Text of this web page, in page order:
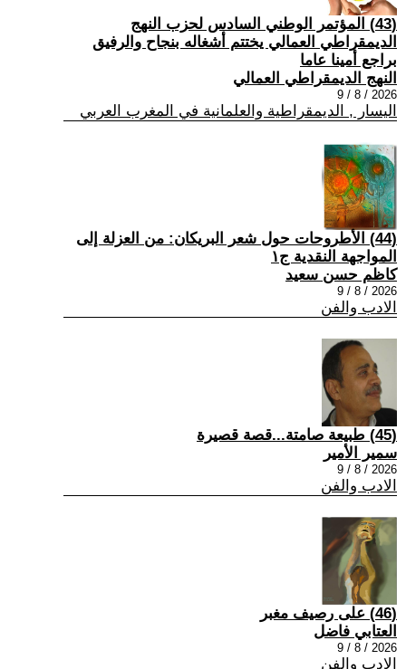
(43) المؤتمر الوطني السادس لحزب النهج
الديمقراطي العمالي يختتم أشغاله بنجاح والرفيق
براجع أمينا عاما
النهج الديمقراطي العمالي
2026 / 8 / 9
اليسار , الديمقراطية والعلمانية في المغرب العربي
(44) الأطروحات حول شعر البريكان: من العزلة إلى
المواجهة النقدية ج١
كاظم حسن سعيد
2026 / 8 / 9
الادب والفن
(45) طبيعة صامتة...قصة قصيرة
سمير الأمير
2026 / 8 / 9
الادب والفن
(46) على رصيف مغبر
العتابي فاضل
2026 / 8 / 9
الادب والفن